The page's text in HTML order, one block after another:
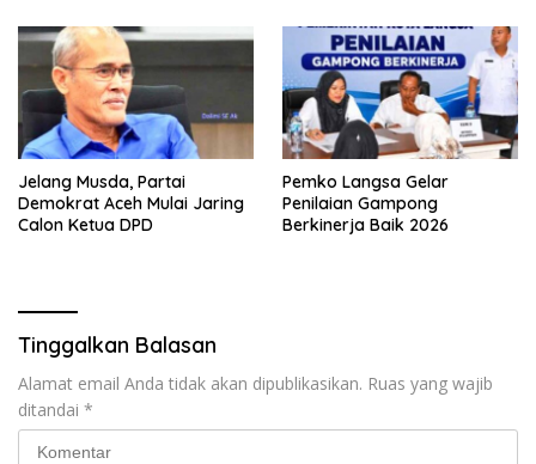
Jelang Musda, Partai
Demokrat Aceh Mulai Jaring
Calon Ketua DPD
Pemko Langsa Gelar
Penilaian Gampong
Berkinerja Baik 2026
Tinggalkan Balasan
Alamat email Anda tidak akan dipublikasikan. Ruas yang wajib
ditandai *